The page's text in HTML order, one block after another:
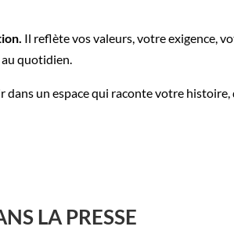
Il reflète vos valeurs, votre exigence,
au quotidien.
dans un espace qui raconte votre
LA PRESSE